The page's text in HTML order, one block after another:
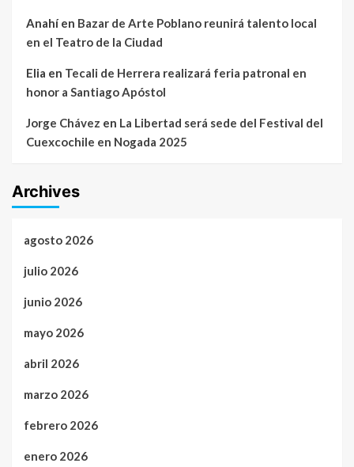
Anahíen Bazar de Arte Poblano reunirá talento local
en el Teatro de la Ciudad
Elia en Tecali de Herrera realizará feria patronal en
honor a Santiago Apóstol
Jorge Chávez en La Libertad será sede del Festival del
Cuexcochile en Nogada 2025
Archives
agosto 2026
julio 2026
junio 2026
mayo 2026
abril 2026
marzo 2026
febrero 2026
enero 2026